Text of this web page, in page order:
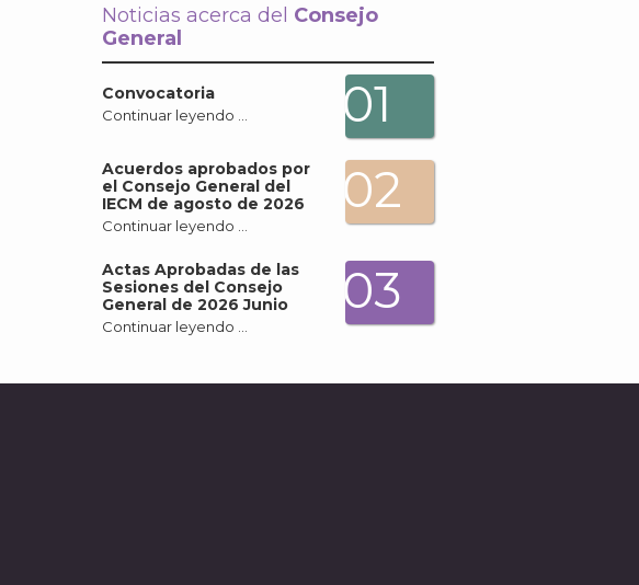
Noticias acerca del Consejo
General
Convocatoria
Continuar leyendo … 01
Acuerdos aprobados por
el Consejo General del
IECM de agosto de 2026
Continuar leyendo …
02
Actas Aprobadas de las
Sesiones del Consejo
General de 2026 Junio
Continuar leyendo …
03